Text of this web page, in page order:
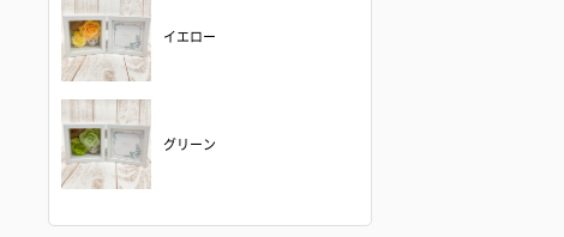
イエロー
グリーン